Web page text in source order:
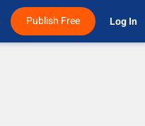
Publish Free Log In